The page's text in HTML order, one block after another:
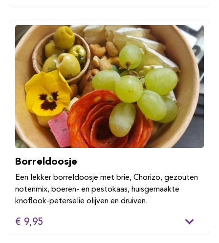
Borreldoosje
Een lekker borreldoosje met brie, Chorizo, gezouten
notenmix, boeren- en pestokaas, huisgemaakte
knoflook-peterselie olijven en druiven.
€ 9,95